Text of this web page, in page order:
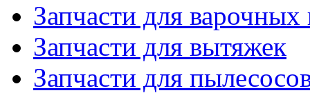
Запчасти для варочных
Запчасти для вытяжек
Запчасти для